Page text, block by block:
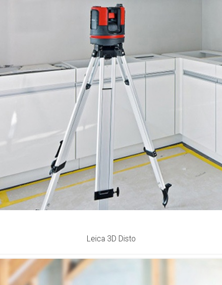
Leica 3D Disto